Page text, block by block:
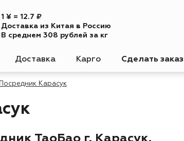
1 ¥ = 12.7 ₽
Доставка из Китая в Россию
В среднем 308 рублей за кг
Доставка Карго Сделать заказ
Посредник Карасук
ТаоБао г. Карасук.